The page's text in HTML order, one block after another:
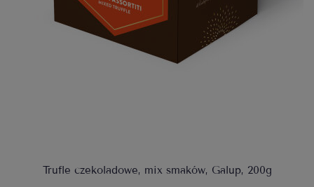
Trufle czekoladowe, mix smaków, Galup, 200g